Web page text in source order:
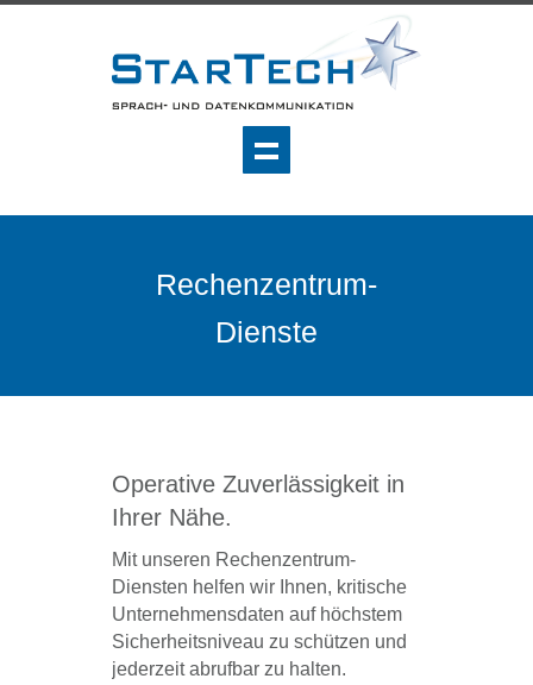
Rechenzentrum-
Dienste
Operative Zuverlässigkeit in
Ihrer Nähe.
Mit unseren Rechenzentrum-
Diensten helfen wir Ihnen, kritische
Unternehmensdaten auf höchstem
Sicherheitsniveau zu schützen und
jederzeit abrufbar zu halten.